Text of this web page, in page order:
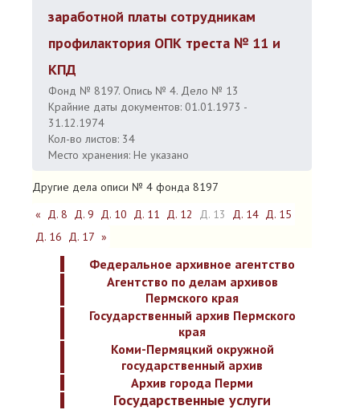
заработной платы сотрудникам
профилактория ОПК треста № 11 и
КПД
Фонд № 8197. Опись № 4. Дело № 13
Крайние даты документов: 01.01.1973 -
31.12.1974
Кол-во листов: 34
Место хранения: Не указано
Другие дела описи № 4 фонда 8197
« Д. 8 Д. 9 Д. 10 Д. 11 Д. 12 Д. 13 Д. 14 Д. 15
Д. 16 Д. 17 »
Федеральное архивное агентство
Агентство по делам архивов
Пермского края
Государственный архив Пермского
края
Коми-Пермяцкий окружной
государственный архив
Архив города Перми
Государственные услуги